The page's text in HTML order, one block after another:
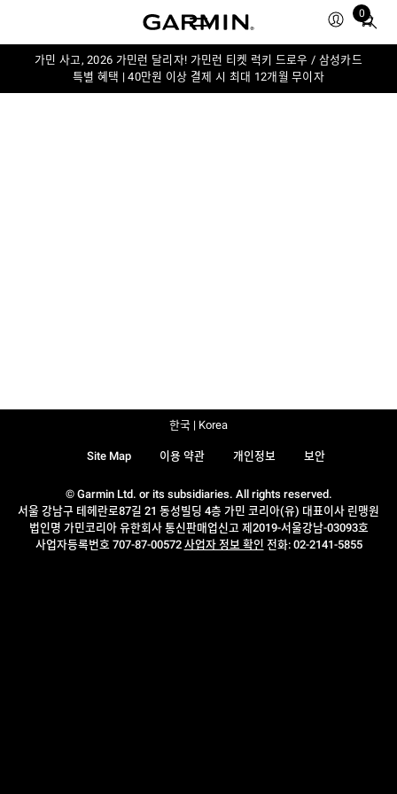
0
Total
in
가민 사고, 2026 가민런 달리자! 가민런 티켓 럭키 드로우 / 삼성카드
특별 혜택 | 40만원 이상 결제 시 최대 12개월 무이자
© Garmin Ltd. or its subsidiaries. All rights reserved.
서울 강남구 테헤란로87길 21 동성빌딩 4층 가민 코리아(유) 대표이사 린맹원
법인명 가민코리아 유한회사 통신판매업신고 제2019-서울강남-03093호
사업자등록번호 707-87-00572 사업자 정보 확인 전화: 02-2141-5855
Site Map 이용 약관 개인정보 보안
한국 | Korea